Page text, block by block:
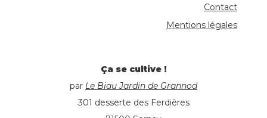
Ça se cultive !
par Le Biau Jardin de Grannod
301 desserte des Ferdières
Contact
Mentions légales